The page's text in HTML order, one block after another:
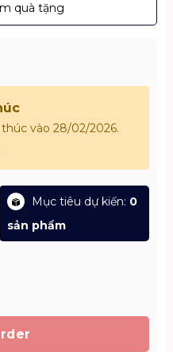
quà tặng
vào 28/02/2026.
Mục tiêu dự kiến: 0
sản phẩm